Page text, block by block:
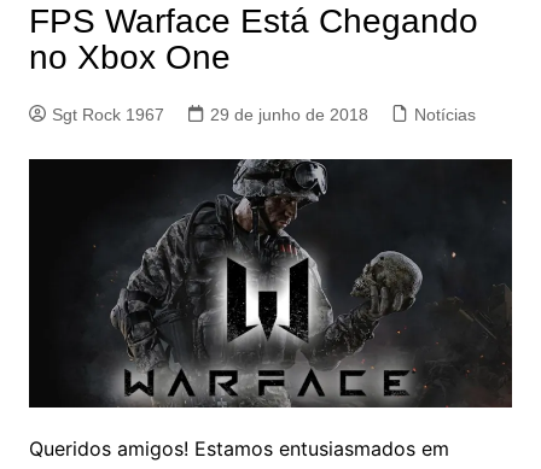
FPS Warface Está Chegando
no Xbox One
Sgt Rock 1967 29 de junho de 2018 Notícias
Queridos amigos! Estamos entusiasmados em